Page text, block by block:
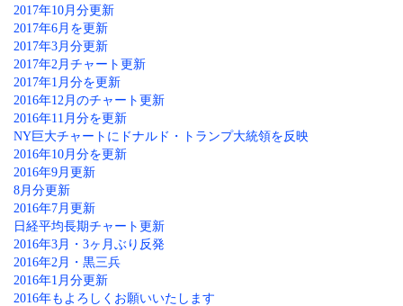
2017年10月分更新
2017年6月を更新
2017年3月分更新
2017年2月チャート更新
2017年1月分を更新
2016年12月のチャート更新
2016年11月分を更新
NY巨大チャートにドナルド・トランプ大統領を反映
2016年10月分を更新
2016年9月更新
8月分更新
2016年7月更新
日経平均長期チャート更新
2016年3月・3ヶ月ぶり反発
2016年2月・黒三兵
2016年1月分更新
2016年もよろしくお願いいたします